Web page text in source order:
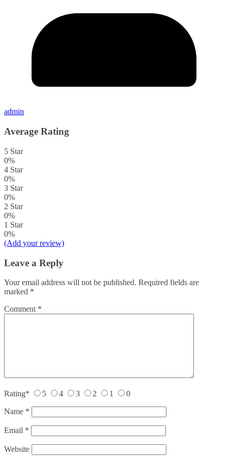
admin
Average Rating
5 Star
0%
4 Star
0%
3 Star
0%
2 Star
0%
1 Star
0%
(Add your review)
Leave a Reply
Your email address will not be published. Required fields are
marked *
Comment *
Rating* 5 4 3 2 1 0
Name *
Email *
Website